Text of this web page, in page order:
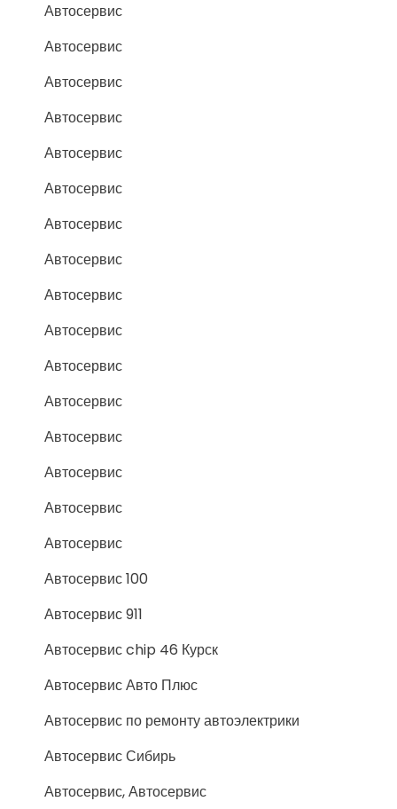
Автосервис
Автосервис
Автосервис
Автосервис
Автосервис
Автосервис
Автосервис
Автосервис
Автосервис
Автосервис
Автосервис
Автосервис
Автосервис
Автосервис
Автосервис
Автосервис
Автосервис 100
Автосервис 911
Автосервис chip 46 Курск
Автосервис Авто Плюс
Автосервис по ремонту автоэлектрики
Автосервис Сибирь
Автосервис, Автосервис